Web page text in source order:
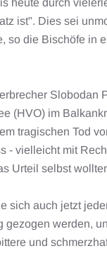
heute durch
ist". Dies sei
die Bischöfe in
(HVO) im
tragischen Tod
vielleicht mit
Urteil selbst
auch jetzt
werden,
und